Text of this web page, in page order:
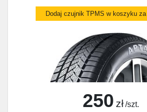
Dodaj czujnik TPMS w koszyku za
250 zł /szt.